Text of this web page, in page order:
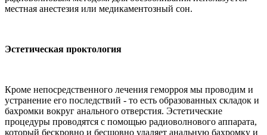
местная анестезия или медикаментозный сон.
Эстетическая проктология
Кроме непосредственного лечения геморроя мы проводим и
устранение его последствий - то есть образованных складок и
бахромки вокруг анального отверстия. Эстетические
процедуры проводятся с помощью радиоволнового аппарата,
который бескровно и бесшовно удаляет анальную бахромку и